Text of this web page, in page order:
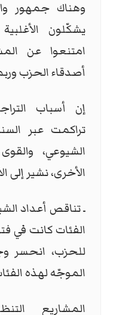
وهناك جمهور
يشكّلون
امتنعوا عن
أصدقاء الحزب
إن أسباب
تراكمت عبر
الشيوعي،
الأخرى، نشير إلى
ـ تناقص أعداد
الفئات كانت في
للحزب، انحسر
الموجّه لهذه
المشاريع